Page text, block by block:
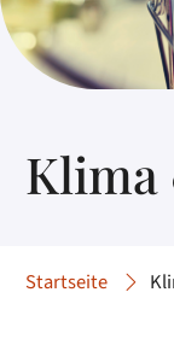
Startseite